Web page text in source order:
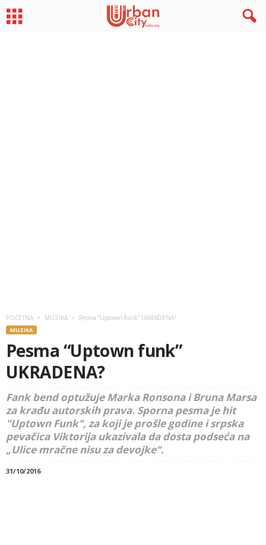
POČETNA MUZIKA Pesma “Uptown funk” UKRADENA?
MUZIKA
Pesma “Uptown funk”
UKRADENA?
Fank bend optužuje Marka Ronsona i Bruna Marsa
za krađu autorskih prava. Sporna pesma je hit
"Uptown Funk", za koji je prošle godine i srpska
pevačica Viktorija ukazivala da dosta podseća na
„Ulice mračne nisu za devojke“.
31/10/2016